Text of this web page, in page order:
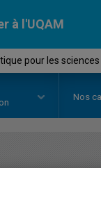
à l'UQAM
pour les
Nos